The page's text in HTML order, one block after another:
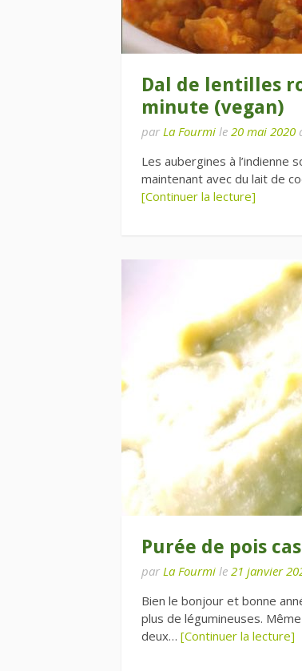
Dal de lentilles
minute (vegan)
par La Fourmi le 20 mai 2020
Les aubergines à l’indienne
maintenant avec du lait de
[Continuer la lecture]
Purée de pois
par La Fourmi le 21 janvier
Bien le bonjour et bonne
plus de légumineuses.
deux… [Continuer la lecture]